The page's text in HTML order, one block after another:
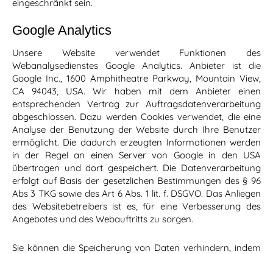
eingeschränkt sein.
Google Analytics
Unsere Website verwendet Funktionen des
Webanalysedienstes Google Analytics. Anbieter ist die
Google Inc., 1600 Amphitheatre Parkway, Mountain View,
CA 94043, USA. Wir haben mit dem Anbieter einen
entsprechenden Vertrag zur Auftragsdatenverarbeitung
abgeschlossen. Dazu werden Cookies verwendet, die eine
Analyse der Benutzung der Website durch Ihre Benutzer
ermöglicht. Die dadurch erzeugten Informationen werden
in der Regel an einen Server von Google in den USA
übertragen und dort gespeichert. Die Datenverarbeitung
erfolgt auf Basis der gesetzlichen Bestimmungen des § 96
Abs 3 TKG sowie des Art 6 Abs. 1 lit. f. DSGVO. Das Anliegen
des Websitebetreibers ist es, für eine Verbesserung des
Angebotes und des Webauftritts zu sorgen.
Sie können die Speicherung von Daten verhindern, indem